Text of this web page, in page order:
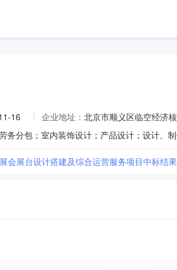
16 企业地址： 北京市顺义区临空经济
会展台设计搭建及综合运营服务项目中标结